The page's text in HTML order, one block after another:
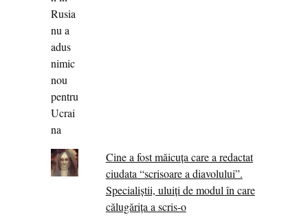
Cine a fost măicuţa care a redactat
ciudata “scrisoare a diavolului”.
Specialiştii, uluiţi de modul în care
călugărița a scris-o